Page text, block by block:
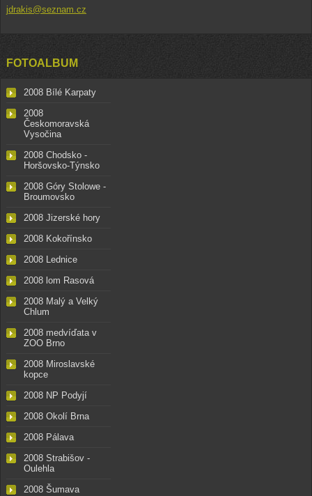
jdrakis@seznam.cz
FOTOALBUM
2008 Bílé Karpaty
2008
Českomoravská
Vysočina
2008 Chodsko -
Horšovsko-Týnsko
2008 Góry Stolowe -
Broumovsko
2008 Jizerské hory
2008 Kokořínsko
2008 Lednice
2008 lom Rasová
2008 Malý a Velký
Chlum
2008 medvíďata v
ZOO Brno
2008 Miroslavské
kopce
2008 NP Podyjí
2008 Okolí Brna
2008 Pálava
2008 Strabišov -
Oulehla
2008 Šumava